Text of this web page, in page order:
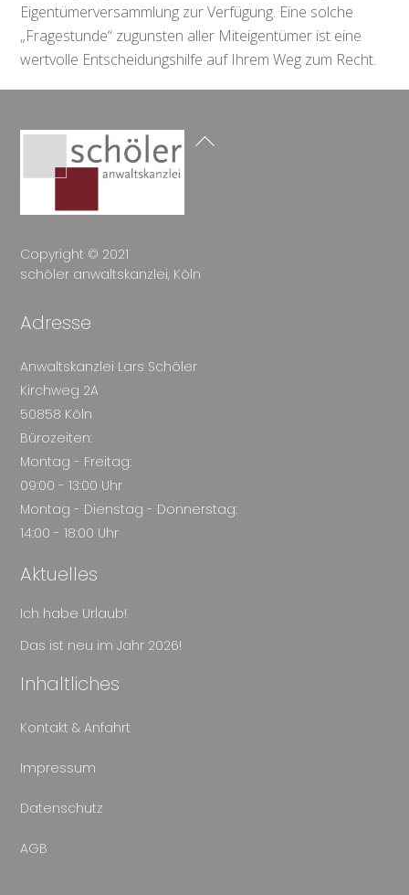
Eigentümerversammlung zur Verfügung. Eine solche
„Fragestunde“ zugunsten aller Miteigentümer ist eine
wertvolle Entscheidungshilfe auf Ihrem Weg zum Recht.
Back
Copyright © 2021
schöler anwaltskanzlei, Köln
Adresse
Anwaltskanzlei Lars Schöler
Kirchweg 2A
50858 Köln
Bürozeiten:
Montag - Freitag:
09:00 - 13:00 Uhr
Montag - Dienstag - Donnerstag:
14:00 - 18:00 Uhr
Aktuelles
Ich habe Urlaub!
Das ist neu im Jahr 2026!
Inhaltliches
Kontakt & Anfahrt
Impressum
Datenschutz
AGB